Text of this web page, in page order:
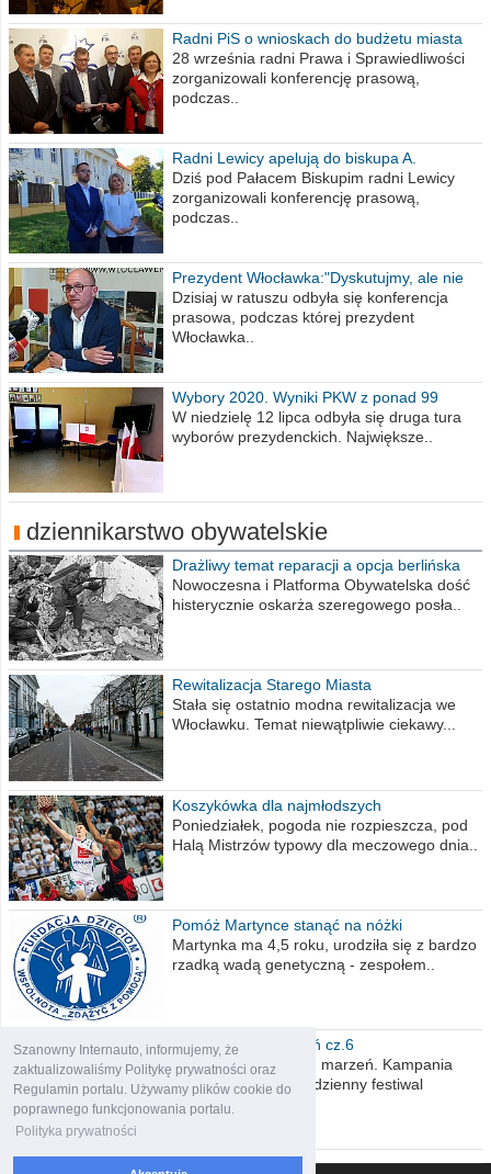
Szanowny Internauto, informujemy, że
zaktualizowaliśmy Politykę prywatności oraz
Regulamin portalu. Używamy plików cookie do
poprawnego funkcjonowania portalu.
Polityka prywatności
Radni PiS o wnioskach do budżetu miasta
na 2021 rok
28 września radni Prawa i Sprawiedliwości
zorganizowali konferencję prasową,
podczas..
Radni Lewicy apelują do biskupa A.
Wiesława Meringa
Dziś pod Pałacem Biskupim radni Lewicy
zorganizowali konferencję prasową,
podczas..
Prezydent Włocławka:"Dyskutujmy, ale nie
obrażajmy się”
Dzisiaj w ratuszu odbyła się konferencja
prasowa, podczas której prezydent
Włocławka..
Wybory 2020. Wyniki PKW z ponad 99
procent obwodów
W niedzielę 12 lipca odbyła się druga tura
wyborów prezydenckich. Największe..
dziennikarstwo obywatelskie
Drażliwy temat reparacji a opcja berlińska
Nowoczesna i Platforma Obywatelska dość
histerycznie oskarża szeregowego posła..
Rewitalizacja Starego Miasta
Stała się ostatnio modna rewitalizacja we
Włocławku. Temat niewątpliwie ciekawy...
Koszykówka dla najmłodszych
Poniedziałek, pogoda nie rozpieszcza, pod
Halą Mistrzów typowy dla meczowego dnia..
Pomóż Martynce stanąć na nóżki
Martynka ma 4,5 roku, urodziła się z bardzo
rzadką wadą genetyczną - zespołem..
Polska moich marzeń cz.6
Nadszedł kres moich marzeń. Kampania
wyborcza czyli niecodzienny festiwal
obietnic,..